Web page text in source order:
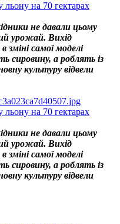
льону на 70 гектарах
не давали цьому
урожай. Вихід
зміні самої моделі
сировину, а роблять із
культуру відвели
льону на 70 гектарах
не давали цьому
урожай. Вихід
зміні самої моделі
сировину, а роблять із
культуру відвели